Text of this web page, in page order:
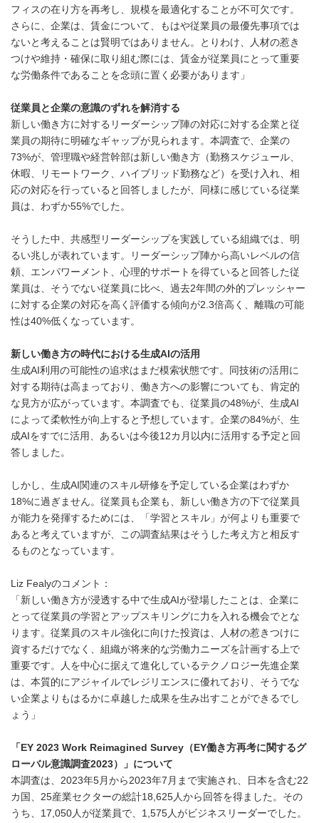
フィスの在り方を再考し、規模を最適化することが不可欠です。
さらに、企業は、賃金について、もはや従業員の最優先事項では
ないと考えることは賢明ではありません。とりわけ、人材の惹き
つけや維持・確保に取り組む際には、賃金が従業員にとって重要
な労働条件であることを念頭に置く必要があります」
従業員と企業の意識のずれを解消する
新しい働き方に対するリーダーシップ陣の対応に対する企業と従
業員の期待に明確なギャップが見られます。本調査で、企業の
73%が、管理職や経営幹部は新しい働き方（勤務スケジュール、
休暇、リモートワーク、ハイブリッド勤務など）を受け入れ、相
応の対応を行っていると回答しましたが、同様に感じている従業
員は、わずか55%でした。
そうした中、共感型リーダーシップを実践している組織では、明
るい兆しが表れています。リーダーシップ陣から高いレベルの信
頼、エンパワーメント、心理的サポートを得ていると回答した従
業員は、そうでない従業員に比べ、過去2年間の外的プレッシャー
に対する企業の対応を高く評価する傾向が2.3倍高く、離職の可能
性は40%低くなっています。
新しい働き方の時代における生成AI の活用
生成AI利用の可能性の追求はまだ模索状態です。同技術の活用に
対する期待は高まっており、働き方への影響についても、肯定的
な見方が広がっています。本調査でも、従業員の48%が、生成AI
によって柔軟性が向上すると予想しています。企業の84%が、生
成AIをすでに活用、あるいは今後12カ月以内に活用する予定と回
答しました。
しかし、生成AI関連のスキル研修を予定している企業はわずか
18%に過ぎません。従業員も企業も、新しい働き方の下で従業員
が能力を発揮するためには、「学習とスキル」が何よりも重要で
あると考えていますが、この調査結果はそうした考え方と相反す
るものとなっています。
Liz Fealyのコメント：
「新しい働き方が浸透する中で生成AIが登場したことは、企業に
とって従業員の学習とアップスキリングに力を入れる機会でとな
ります。従業員のスキル強化に向けた投資は、人材の惹きつけに
資するだけでなく、組織が将来的な労働力ニーズを計画する上で
重要です。人を中心に据えて進化しているテクノロジー先進企業
は、本質的にアジャイルでレジリエンスに優れており、そうでな
い企業よりもはるかに卓越した成果を生み出すことができるでし
ょう」
「 EY 2023 Work Reimagined Survey （ EY働き方再考に関するグ
ローバル意識調査2023）」について
本調査は、2023年5月から2023年7月まで実施され、日本を含む22
カ国、25産業セクターの総計18,625人から回答を得ました。その
うち、17,050人が従業員で、1,575人がビジネスリーダーでした。